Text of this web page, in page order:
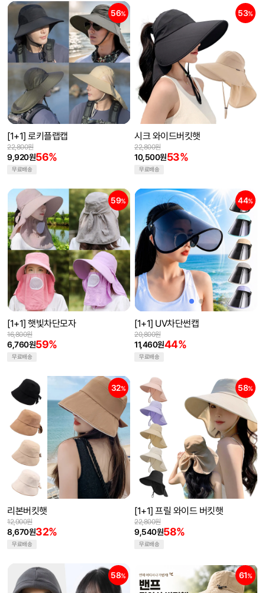
56%
[1+1] 로키플랩캡
9,920원56%
22,800원
무료배송
53%
시크 와이드버킷햇
10,500원53%
22,800원
무료배송
59%
[1+1] 햇빛차단모자
6,760원59%
16,800원
무료배송
44%
[1+1] UV차단썬캡
11,460원44%
20,800원
무료배송
32%
리본버킷햇
8,670원32%
12,900원
무료배송
58%
[1+1] 프릴 와이드 버킷햇
9,540원58%
22,800원
무료배송
58% 61%